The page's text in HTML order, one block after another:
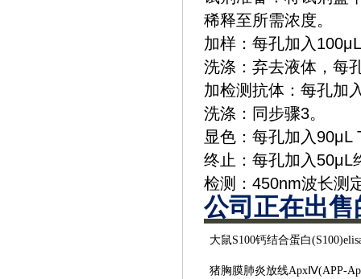
稀释至所需浓度。
加样‌：每孔加入
洗涤‌：弃去液体，每
加检测抗体‌：每孔加
‌洗涤‌：同步骤3。
显色‌：每孔加入
终止‌：每孔加入50μL
检测‌：450nm波长测
公司正在出
大鼠S100钙结合蛋白
猪胸膜肺炎放线ApxⅣ(APP-